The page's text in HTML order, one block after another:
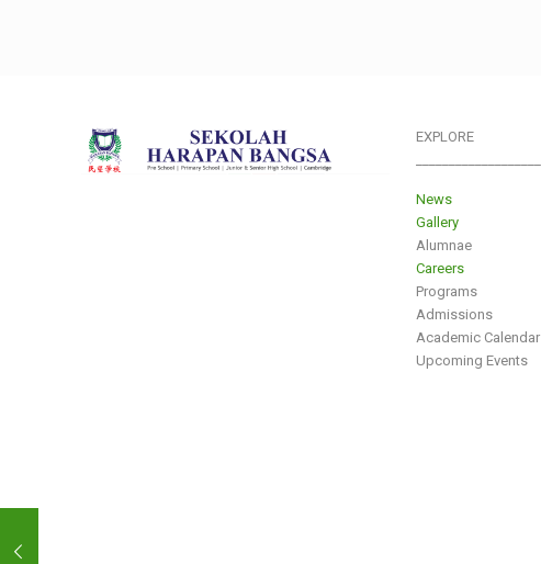
EXPLORE
News
Gallery
Alumnae
Careers
Programs
Admissions
Academic Calendar
Upcoming Events